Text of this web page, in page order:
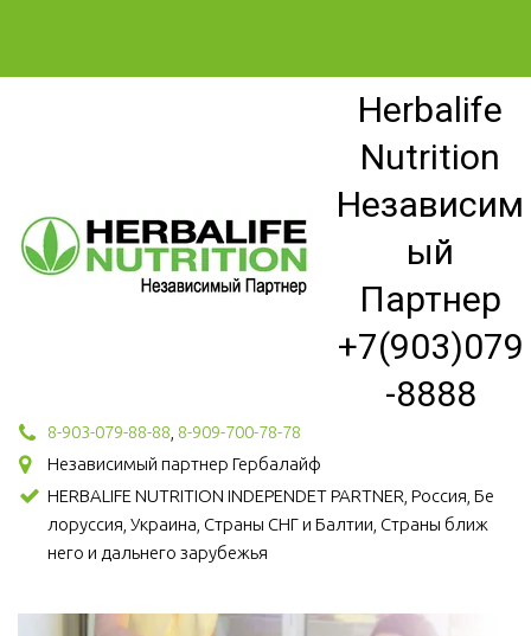
Herbalife
Nutrition
Независим
ый
Партнер
+7(903)079
-8888
8-903-079-88-88 8-909-700-78-78
Независимый партнер Гербалайф
HERBALIFE NUTRITION INDEPENDET PARTNER, Россия, Бе
лоруссия, Украина, Страны СНГ и Балтии, Страны ближ
него и дальнего зарубежья